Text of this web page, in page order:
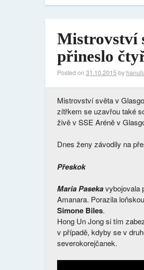
Mistrovství
přineslo
Posted on 31.10.2015 by
Mistrovství světa v
zítřkem se uzavřou také
živě v SSE Aréně v
Dnes ženy závodily na
Přeskok
Maria Pasekavybojovala
Amanara. Porazila
Simone Biles.
Hong Un Jong si tím
v případě, kdyby se v
severokorejčanek.